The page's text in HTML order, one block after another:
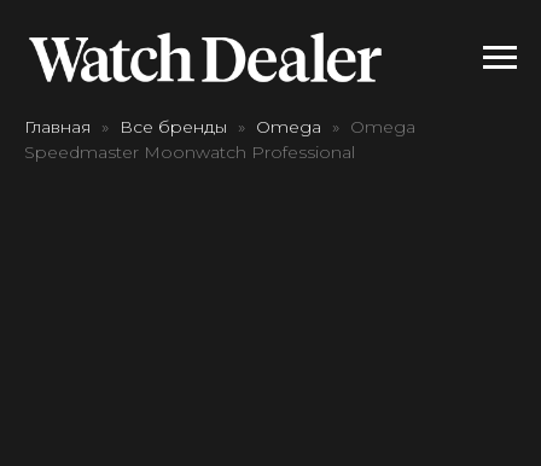
Главная Все бренды Omega
Omega
Speedmaster Moonwatch Professional